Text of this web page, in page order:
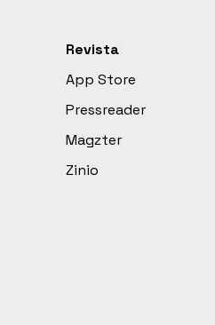
Revista
App Store
Pressreader
Magzter
Zinio